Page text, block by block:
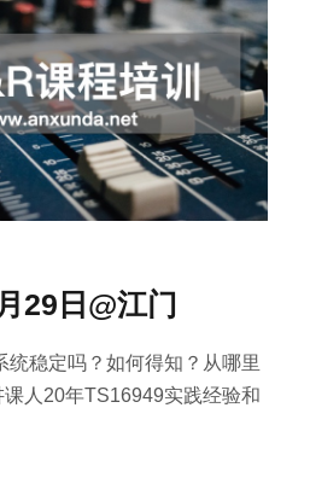
29日@江门
统稳定吗？如何得知？从哪里
人20年TS16949实践经验和